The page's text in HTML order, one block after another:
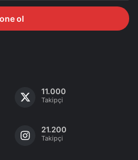
11.000
Takipçi
21.200
Takipçi